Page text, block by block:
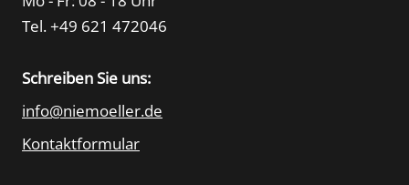
Tel. +49 621 472046
Schreiben Sie uns:
info@niemoeller.de
Kontaktformular